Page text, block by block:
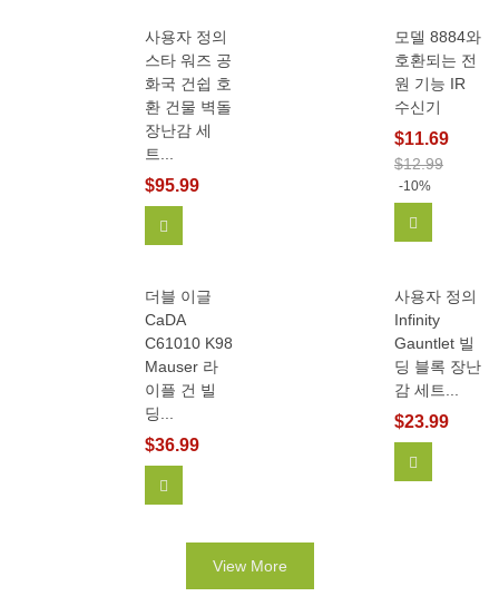
사용자 정의
스타 워즈 공
화국 건쉽 호
환 건물 벽돌
장난감 세
트...
$95.99
모델 8884와
호환되는 전
원 기능 IR
수신기
$11.69
$12.99
-10%
더블 이글
CaDA
C61010 K98
Mauser 라
이플 건 빌
딩...
$36.99
사용자 정의
Infinity
Gauntlet 빌
딩 블록 장난
감 세트...
$23.99
View More